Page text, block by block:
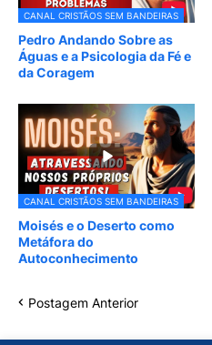
CANAL CRISTÃOS SEM BANDEIRAS
Pedro Andando Sobre as
Águas e a Psicologia da Fé e
da Coragem
CANAL CRISTÃOS SEM BANDEIRAS
Moisés e o Deserto como
Metáfora do
Autoconhecimento
Postagem Anterior